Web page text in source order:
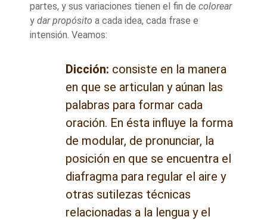
partes, y sus variaciones tienen el fin de colorear
y dar propósito a cada idea, cada frase e
intensión. Veamos:
Dicción: consiste en la manera
en que se articulan y aúnan las
palabras para formar cada
oración. En ésta influye la forma
de modular, de pronunciar, la
posición en que se encuentra el
diafragma para regular el aire y
otras sutilezas técnicas
relacionadas a la lengua y el